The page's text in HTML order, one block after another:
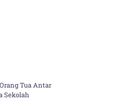
Tua Antar
Sekolah